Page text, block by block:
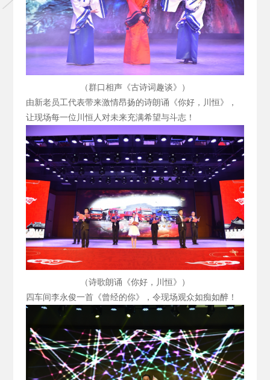
（群口相声《古诗词趣谈》）
由新老员工代表带来激情昂扬的诗朗诵《你好，川恒》，
让现场每一位川恒人对未来充满希望与斗志！
（诗歌朗诵《你好，川恒》）
四车间李永俊一首《曾经的你》，令现场观众如痴如醉！